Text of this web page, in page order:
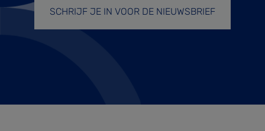
SCHRIJF JE IN VOOR DE NIEUWSBRIEF